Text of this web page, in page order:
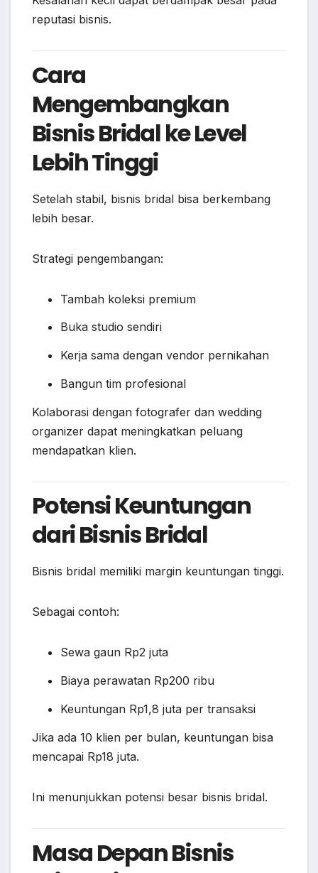
reputasi bisnis.
Cara
Mengembangkan
Bisnis Bridal ke Level
Lebih Tinggi
Setelah stabil, bisnis bridal bisa berkembang
lebih besar.
Strategi pengembangan:
Tambah koleksi premium
Buka studio sendiri
Kerja sama dengan vendor pernikahan
Bangun tim profesional
Kolaborasi dengan fotografer dan wedding
organizer dapat meningkatkan peluang
mendapatkan klien.
Potensi Keuntungan
dari Bisnis Bridal
Bisnis bridal memiliki margin keuntungan tinggi.
Sebagai contoh:
Sewa gaun Rp2 juta
Biaya perawatan Rp200 ribu
Keuntungan Rp1,8 juta per transaksi
Jika ada 10 klien per bulan, keuntungan bisa
mencapai Rp18 juta.
Ini menunjukkan potensi besar bisnis bridal.
Masa Depan Bisnis